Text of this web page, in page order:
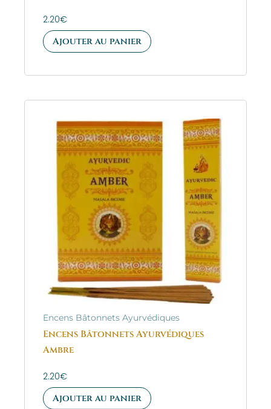
2.20€
Ajouter au panier
Encens Bâtonnets Ayurvédiques
Encens Bâtonnets Ayurvédiques
Ambre
2.20€
Ajouter au panier